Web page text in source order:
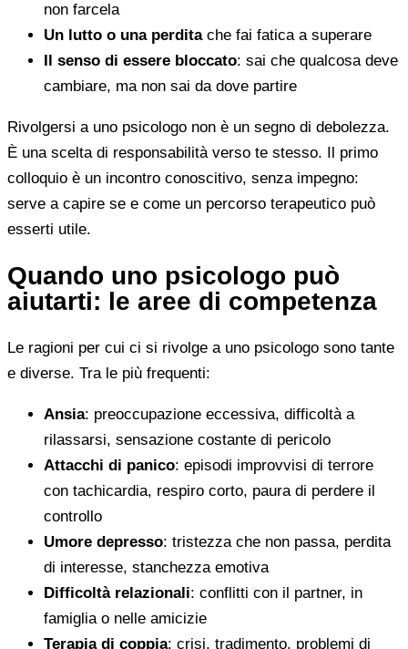
non farcela
Un lutto o una perditache fai fatica a superare
Il senso di essere bloccato: sai che qualcosa deve
cambiare, ma non sai da dove partire
Rivolgersi a uno psicologo non è un segno di debolezza.
È una scelta di responsabilità verso te stesso. Il primo
colloquio è un incontro conoscitivo, senza impegno:
serve a capire se e come un percorso terapeutico può
esserti utile.
Quando uno psicologo può
aiutarti: le aree di competenza
Le ragioni per cui ci si rivolge a uno psicologo sono tante
e diverse. Tra le più frequenti:
Ansia: preoccupazione eccessiva, difficoltà a
rilassarsi, sensazione costante di pericolo
Attacchi di panico: episodi improvvisi di terrore
con tachicardia, respiro corto, paura di perdere il
controllo
Umore depresso: tristezza che non passa, perdita
di interesse, stanchezza emotiva
Difficoltà relazionali: conflitti con il partner, in
famiglia o nelle amicizie
Terapia di coppia: crisi, tradimento, problemi di